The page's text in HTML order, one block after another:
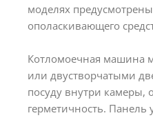
моделях
ополаскивающего
Котломоечная машина
или двустворчатыми
посуду внутри камеры,
герметичность.